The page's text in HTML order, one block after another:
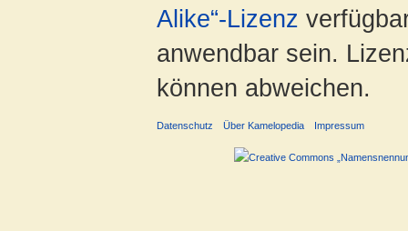
Alike“-Lizenz
anwendbar sein.
können abweichen.
Datenschutz Über Kamelopedia Impressum